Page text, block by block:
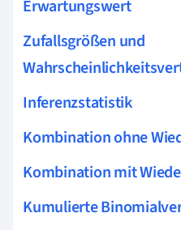
Erwartungswert
Zufallsgrößen und
Inferenzstatistik
Kombination ohne
Kombination mit
Kumulierte